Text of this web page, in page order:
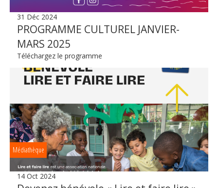
31 Déc 2024
PROGRAMME CULTUREL JANVIER-
MARS 2025
Téléchargez le programme
Médiathèque
14 Oct 2024